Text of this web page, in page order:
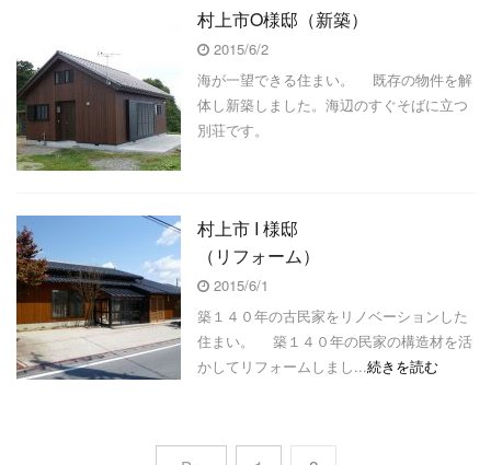
村上市O様邸（新築）
2015/6/2
海が一望できる住まい。 既存の物件を解
体し新築しました。海辺のすぐそばに立つ
別荘です。
村上市 I 様邸
（リフォーム）
2015/6/1
築１４０年の古民家をリノベーションした
住まい。 築１４０年の民家の構造材を活
かしてリフォームしまし...続きを読む